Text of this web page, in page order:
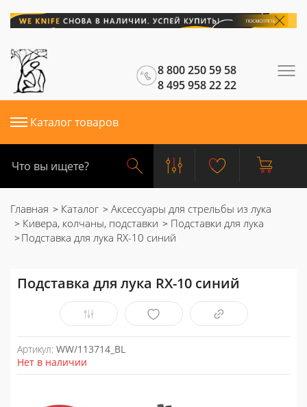
8 800 250 59 58
8 495 958 22 22
Каталог товаров
Главная Каталог
Аксессуары для стрельбы из лука
Кивера, колчаны, подставки
Подставки для лука
Подставка для лука RX-10 синий
Подставка для лука RX-10 синий
Артикул: WW/113714_BL
Нет в наличии